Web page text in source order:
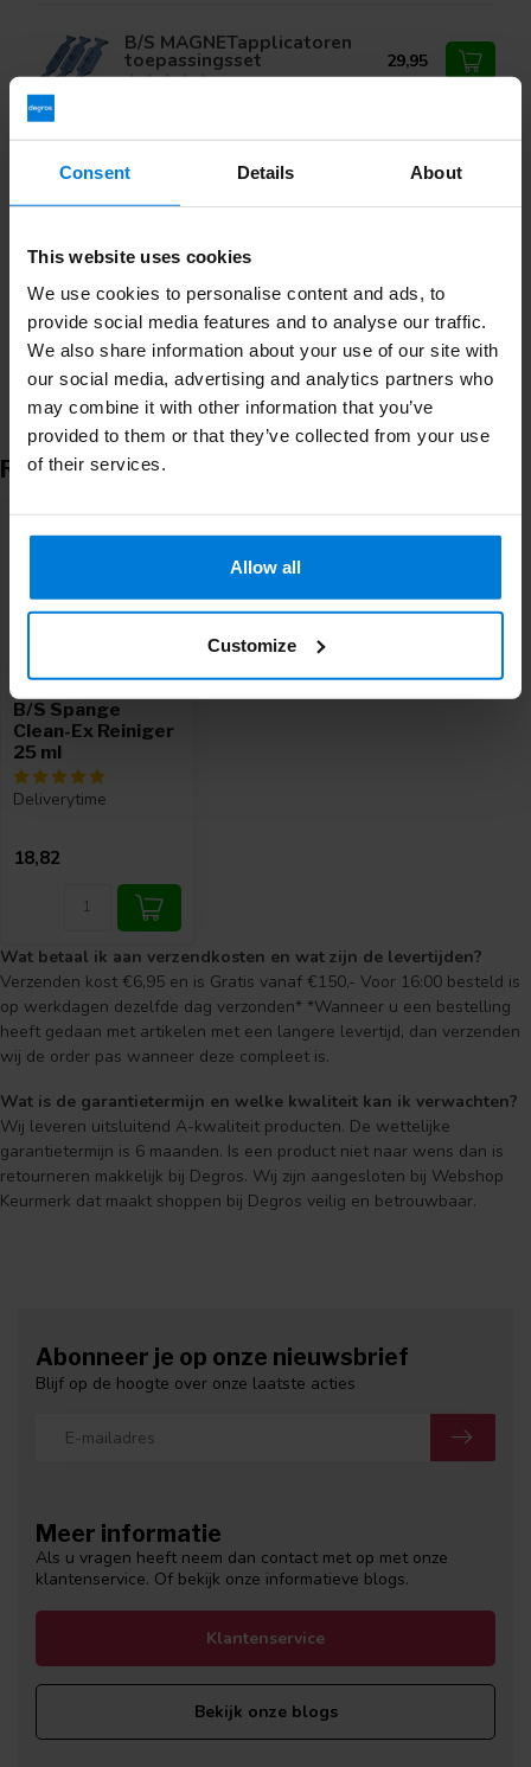
Consent Details About
This website uses cookies
We use cookies to personalise content and ads, to
provide social media features and to analyse our traffic.
We also share information about your use of our site with
our social media, advertising and analytics partners who
may combine it with other information that you’ve
provided to them or that they’ve collected from your use
of their services.
Allow all
Customize
B/S MAGNETapplicatoren
toepassingsset 29,95
B/S Spangen Carousel leeg 6,99
Heb je vragen over dit product?
Of heb je hulp nodig bij je bestelling? Neem contact op
via mail met onzeKlantenserviceof bel+31 (0)30 203
59 02
Recent bekeken
B/S Spange
Clean-Ex Reiniger
25 ml
Deliverytime
18,82
Wat betaal ik aan verzendkosten en wat zijn de levertijden?
Verzenden kost €6,95 en is Gratis vanaf €150,- Voor 16:00 besteld is
op werkdagen dezelfde dag verzonden* *Wanneer u een bestelling
heeft gedaan met artikelen met een langere levertijd, dan verzenden
wij de order pas wanneer deze compleet is.
Wat is de garantietermijn en welke kwaliteit kan ik verwachten?
Wij leveren uitsluitend A-kwaliteit producten. De wettelijke
garantietermijn is 6 maanden. Is een product niet naar wens dan is
retourneren makkelijk bij Degros. Wij zijn aangesloten bij Webshop
Keurmerk dat maakt shoppen bij Degros veilig en betrouwbaar.
Meer informatie
Als u vragen heeft neem dan contact met op met onze
klantenservice. Of bekijk onze informatieve blogs.
Klantenservice
Bekijk onze blogs
Abonneer je op onze nieuwsbrief
Blijf op de hoogte over onze laatste acties